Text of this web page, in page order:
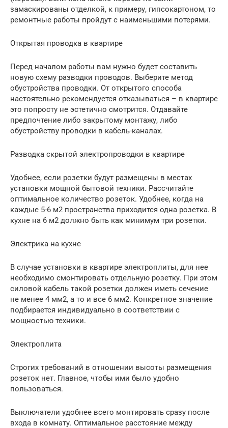
замаскированы отделкой, к примеру, гипсокартоном, то
ремонтные работы пройдут с наименьшими потерями.
Открытая проводка в квартире
Перед началом работы вам нужно будет составить
новую схему разводки проводов. Выберите метод
обустройства проводки. От открытого способа
настоятельно рекомендуется отказываться – в квартире
это попросту не эстетично смотрится. Отдавайте
предпочтение либо закрытому монтажу, либо
обустройству проводки в кабель-каналах.
Разводка скрытой электропроводки в квартире
Удобнее, если розетки будут размещены в местах
установки мощной бытовой техники. Рассчитайте
оптимальное количество розеток. Удобнее, когда на
каждые 5-6 м2 пространства приходится одна розетка. В
кухне на 6 м2 должно быть как минимум три розетки.
Электрика на кухне
В случае установки в квартире электроплиты, для нее
необходимо смонтировать отдельную розетку. При этом
силовой кабель такой розетки должен иметь сечение
не менее 4 мм2, а то и все 6 мм2. Конкретное значение
подбирается индивидуально в соответствии с
мощностью техники.
Электроплита
Строгих требований в отношении высоты размещения
розеток нет. Главное, чтобы ими было удобно
пользоваться.
Выключатели удобнее всего монтировать сразу после
входа в комнату. Оптимальное расстояние между